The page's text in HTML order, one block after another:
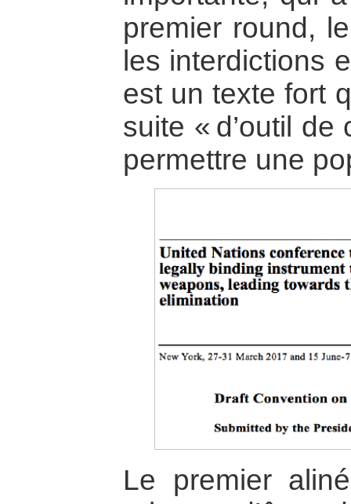
premier round,
les interdictions
est un texte fort
suite « d’outil
permettre une
Le premier